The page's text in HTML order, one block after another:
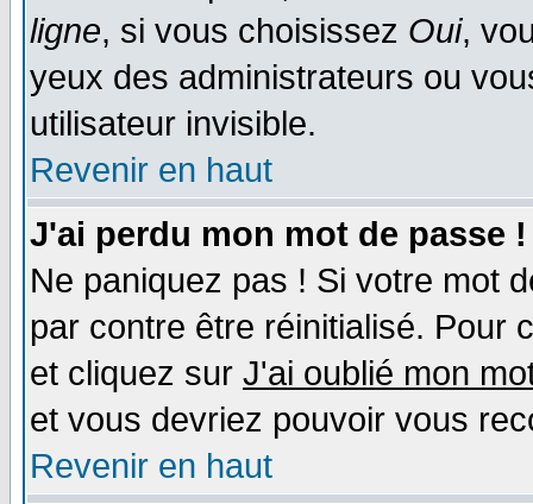
ligne, si vous choisissez Oui,
yeux des administrateurs ou
utilisateur invisible.
Revenir en haut
J'ai perdu mon mot de passe !
Ne paniquez pas ! Si votre mot
par contre être réinitialisé. Pour
et cliquez sur J'ai oublié mon
et vous devriez pouvoir vous
Revenir en haut